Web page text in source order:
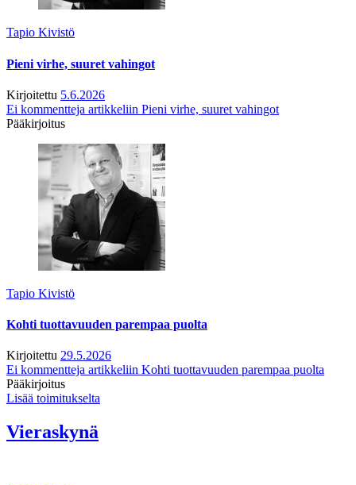
Tapio Kivistö
Pieni virhe, suuret vahingot
Kirjoitettu 5.6.2026
Ei kommentteja artikkeliin Pieni virhe, suuret vahingot
Pääkirjoitus
Tapio Kivistö
Kohti tuottavuuden parempaa puolta
Kirjoitettu 29.5.2026
Ei kommentteja artikkeliin Kohti tuottavuuden parempaa puolta
Pääkirjoitus
Lisää toimitukselta
Vieraskynä